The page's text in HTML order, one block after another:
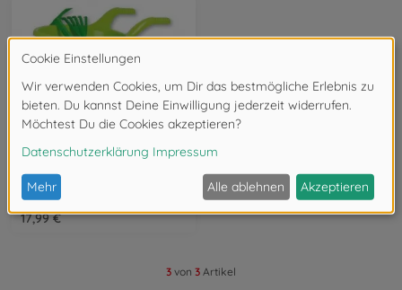
Schubkarre mit Gartenwerkzeug
107137758
17,99 €
3 von 3 Artikel